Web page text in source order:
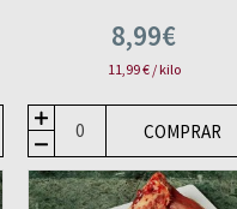
8,99€
11,99 € / kilo
COMPRAR